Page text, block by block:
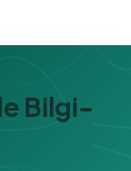
Bilgi-